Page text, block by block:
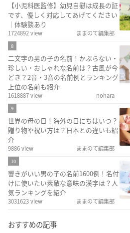
【小児科医監修】幼児自慰は成長の証
です、優しく対応してあげてください
｜体験談あり
1724892 view ままのて編集部
8
二文字の男の子の名前！かぶらない・
珍しい・おしゃれな名前は？古風が今
どき？2音・3音の名前例とランキング
上位の名前も紹介
1618887 view nohara
9
世界の母の日！海外の日にちはいつ？
贈り物や祝い方は？日本との違いも紹
介
9886 view ままのて編集部
10
響きがいい男の子の名前1600例！名付
けに使いたい素敵な意味の漢字は？人
気ランキングを紹介
3031623 view ままのて編集部
おすすめの記事